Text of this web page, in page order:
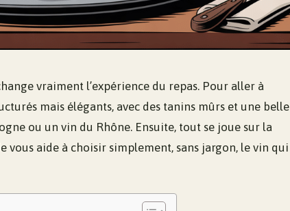
vraiment l’expérience du repas. Pour aller à
mais élégants, avec des tanins mûrs et une belle
ou un vin du Rhône. Ensuite, tout se joue sur la
vous aide à choisir simplement, sans jargon, le vin qui